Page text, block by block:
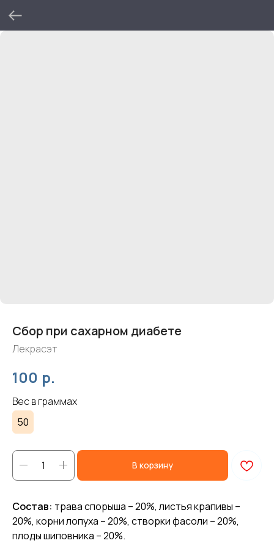
Сбор при сахарном диабете
Лекрасэт
100 р.
Вес в граммах
50
В корзину
Состав: трава спорыша – 20%, листья крапивы –
20%, корни лопуха – 20%, створки фасоли – 20%,
плоды шиповника – 20%.